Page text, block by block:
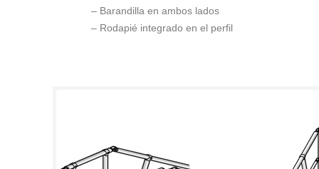
– Barandilla en ambos lados
– Rodapié integrado en el perfil